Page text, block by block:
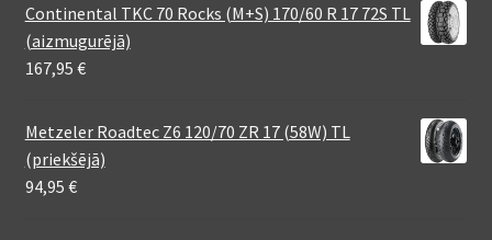
Continental TKC 70 Rocks (M+S) 170/60 R 17 72S TL
(aizmugurējā)
167,95 €
Metzeler Roadtec Z6 120/70 ZR 17 (58W) TL
(priekšējā)
94,95 €